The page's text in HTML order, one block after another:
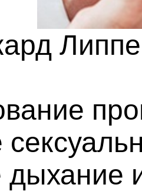
дыхание